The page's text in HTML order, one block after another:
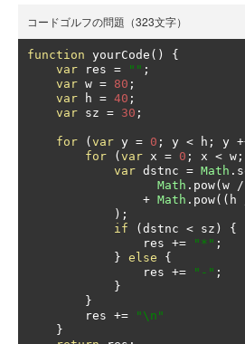
コードゴルフの問題（323文字）
function yourCode ()
{
var res = "" ;
var w = 80 ;
var h = 40 ;
var sz = 30 ;
for ( var y = 0 ; y < h ; y
for
( var x = 0 ; x < w ;
var dstnc = Math .
Math . pow( w /
+ Math . pow(( h
);
if
( dstnc < sz )
{
                res
+= "*" ;
} else
{
                res
+= "-" ;
}
}
        res
+=
"\n"
}